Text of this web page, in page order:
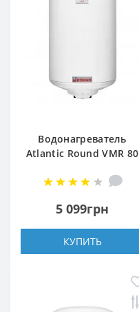
Водонагреватель
Atlantic Round VMR 80
5 099грн
КУПИТЬ